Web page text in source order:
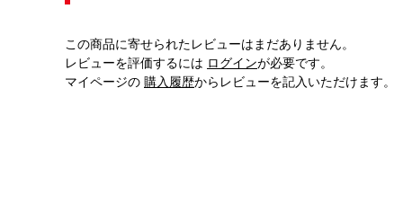
この商品に寄せられたレビューはまだありません。
レビューを評価するには ログインが必要です。
マイページの 購入履歴からレビューを記入いただけます。